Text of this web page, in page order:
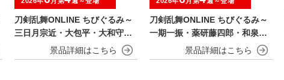
刀剣乱舞ONLINE ちびぐるみ～
三日月宗近・大包平・大和守安
定・篭手切江・豊前江～
刀剣乱舞ONLINE ちびぐるみ～
一期一振・薬研藤四郎・和泉守
兼定・堀川国広・鶴丸国永～